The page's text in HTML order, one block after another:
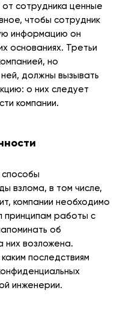
от сотрудника ценные
чтобы сотрудник
информацию он
основаниях. Третьи
но
должны вызывать
о них следует
компании.
способы
взлома, в том числе,
компании необходимо
принципам работы с
об
них возложена.
последствиям
инженерии.